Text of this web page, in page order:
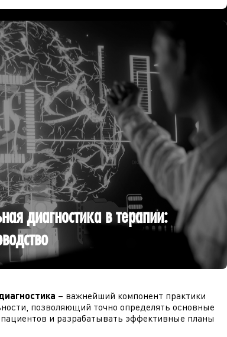
диагностика в терапии:
– важнейший компонент практики
позволяющий точно определять основные
и разрабатывать эффективные планы